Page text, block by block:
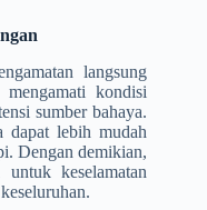
langsung
kondisi
sumber bahaya.
lebih mudah
Dengan demikian,
keselamatan